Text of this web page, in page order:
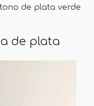
de plata verde
de plata